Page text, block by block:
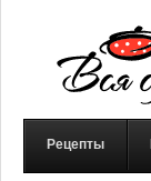
Рецепты